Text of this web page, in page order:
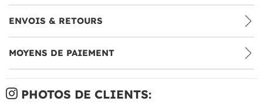
ENVOIS & RETOURS
MOYENS DE PAIEMENT
PHOTOS DE CLIENTS: